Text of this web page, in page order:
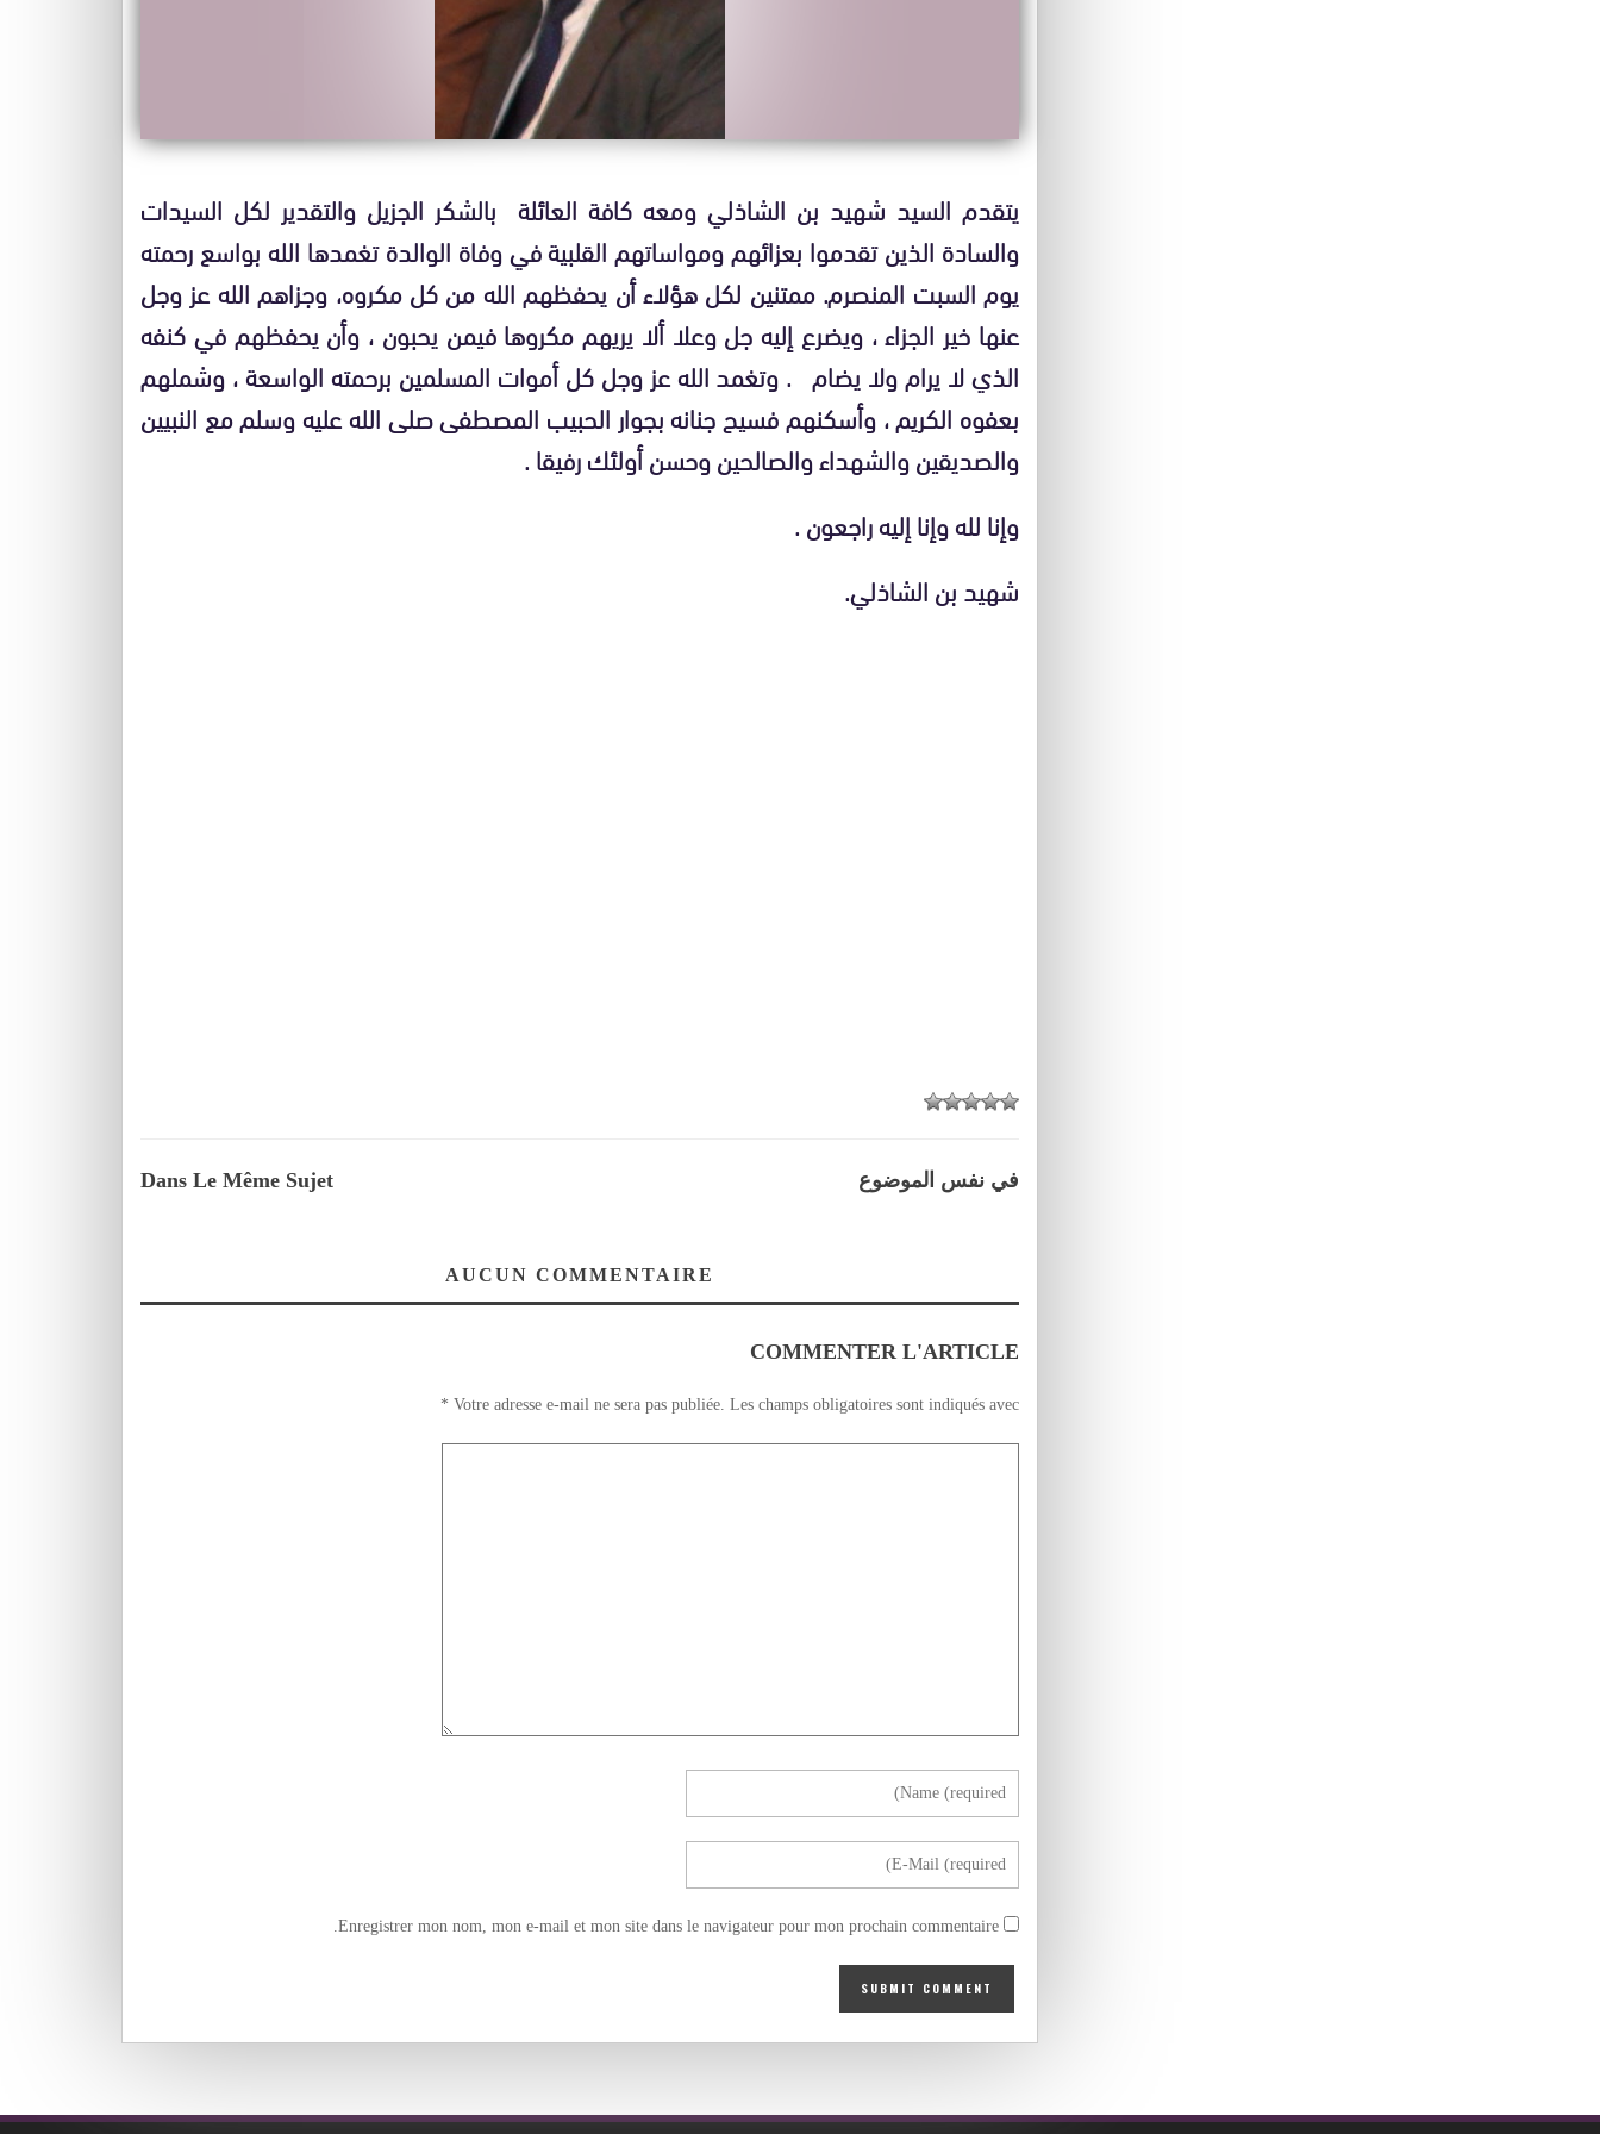
يتقدم السيد شهيد بن الشاذلي ومعه كافة العائلة بالشكر الجزيل والتقدير لكل السيدات
والسادة الذين تقدموا بعزائهم ومواساتهم القلبيةفي وفاة الوالدة تغمدها الله بواسع رحمته
يوم السبت المنصرم. ممتنين لكل هؤلاء أن يحفظهم الله من كل مكروه، وجزاهم الله عز وجل
عنها خير الجزاء ، ويضرع إليه جل وعلا ألا يريهم مكروها فيمن يحبون ، وأن يحفظهم في كنفه
الذي لا يرام ولا يضام.وتغمد الله عز وجل كل أموات المسلمين برحمته الواسعة ، وشملهم
بعفوه الكريم ، وأسكنهم فسيح جنانه بجوار الحبيب المصطفى صلى الله عليه وسلم مع النبيين
والصديقين والشهداء والصالحين وحسن أولئك رفيقا .
وإنا لله وإنا إليه راجعون.
شهيد بن الشاذلي.
Dans Le Même Sujet في نفس الموضوع
AUCUN COMMENTAIRE
COMMENTER L'ARTICLE
Votre adresse e-mail ne sera pas publiée. Les champs obligatoires sont indiqués avec
*
Enregistrer mon nom, mon e-mail et mon site dans le navigateur pour mon prochain commentaire.